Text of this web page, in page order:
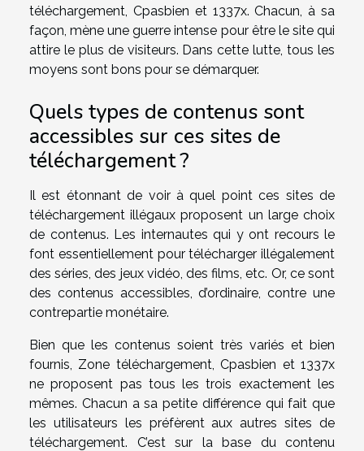
téléchargement, Cpasbien et 1337x. Chacun, à sa
façon, mène une guerre intense pour être le site qui
attire le plus de visiteurs. Dans cette lutte, tous les
moyens sont bons pour se démarquer.
Quels types de contenus sont
accessibles sur ces sites de
téléchargement ?
Il est étonnant de voir à quel point ces sites de
téléchargement illégaux proposent un large choix
de contenus. Les internautes qui y ont recours le
font essentiellement pour télécharger illégalement
des séries, des jeux vidéo, des films, etc. Or, ce sont
des contenus accessibles, d’ordinaire, contre une
contrepartie monétaire.
Bien que les contenus soient très variés et bien
fournis, Zone téléchargement, Cpasbien et 1337x
ne proposent pas tous les trois exactement les
mêmes. Chacun a sa petite différence qui fait que
les utilisateurs les préfèrent aux autres sites de
téléchargement. C’est sur la base du contenu